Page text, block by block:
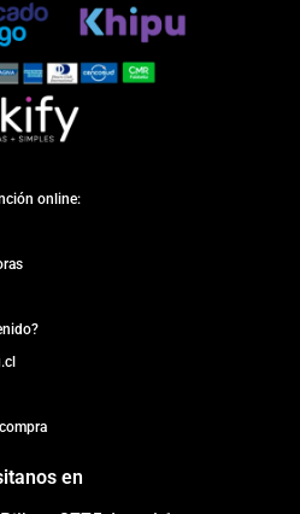
online:
en